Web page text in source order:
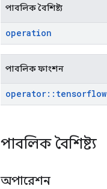
পাবলিক বৈশিষ্ট্য
operation
পাবলিক ফাংশন
operator:: tensorflow
পাবলিক বৈশিষ্ট্য
অপারেশন